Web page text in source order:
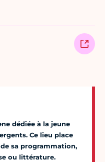
dédiée à la jeune
Ce lieu place
sa programmation,
ou littérature.